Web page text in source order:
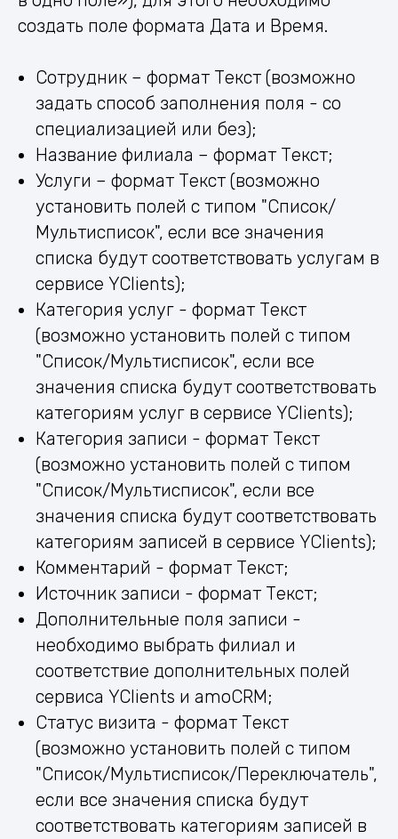
создать поле формата Дата и Время.
Сотрудник – формат Текст (возможно
задать способ заполнения поля - со
специализацией или без);
Название филиала – формат Текст;
Услуги – формат Текст (возможно
установить полей с типом "Список/
Мультисписок", если все значения
списка будут соответствовать услугам в
сервисе YClients);
Категория услуг - формат Текст
(возможно установить полей с типом
"Список/Мультисписок", если все
значения списка будут соответствовать
категориям услуг в сервисе YClients);
Категория записи - формат Текст
(возможно установить полей с типом
"Список/Мультисписок", если все
значения списка будут соответствовать
категориям записей в сервисе YClients);
Комментарий - формат Текст;
Источник записи - формат Текст;
Дополнительные поля записи -
необходимо выбрать филиал и
соответствие дополнительных полей
сервиса YClients и amoCRM;
Статус визита - формат Текст
(возможно установить полей с типом
"Список/Мультисписок/Переключатель",
если все значения списка будут
соответствовать категориям записей в